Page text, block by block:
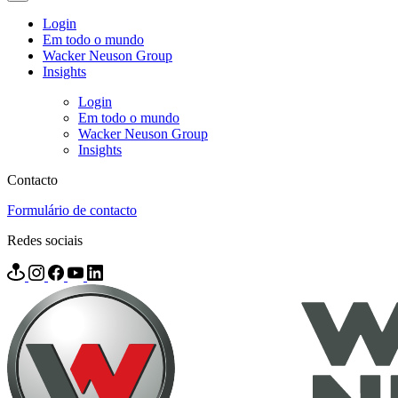
Login
Em todo o mundo
Wacker Neuson Group
Insights
Login
Em todo o mundo
Wacker Neuson Group
Insights
Contacto
Formulário de contacto
Redes sociais